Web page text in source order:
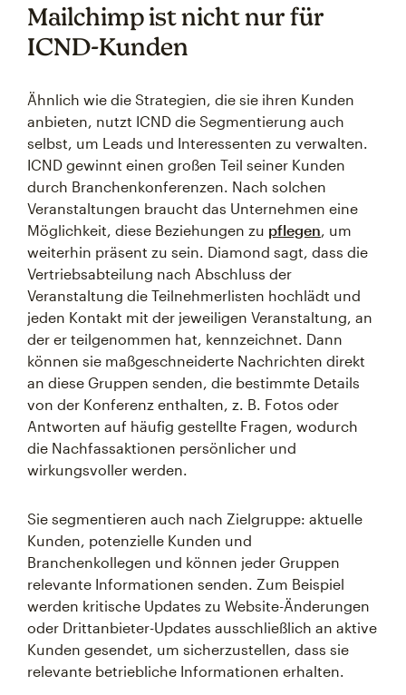
Mailchimp ist nicht nur für
ICND-Kunden
Ähnlich wie die Strategien, die sie ihren Kunden
anbieten, nutzt ICND die Segmentierung auch
selbst, um Leads und Interessenten zu verwalten.
ICND gewinnt einen großen Teil seiner Kunden
durch Branchenkonferenzen. Nach solchen
Veranstaltungen braucht das Unternehmen eine
Möglichkeit, diese Beziehungen zu pflegen, um
weiterhin präsent zu sein. Diamond sagt, dass die
Vertriebsabteilung nach Abschluss der
Veranstaltung die Teilnehmerlisten hochlädt und
jeden Kontakt mit der jeweiligen Veranstaltung, an
der er teilgenommen hat, kennzeichnet. Dann
können sie maßgeschneiderte Nachrichten direkt
an diese Gruppen senden, die bestimmte Details
von der Konferenz enthalten, z. B. Fotos oder
Antworten auf häufig gestellte Fragen, wodurch
die Nachfassaktionen persönlicher und
wirkungsvoller werden.
Sie segmentieren auch nach Zielgruppe: aktuelle
Kunden, potenzielle Kunden und
Branchenkollegen und können jeder Gruppen
relevante Informationen senden. Zum Beispiel
werden kritische Updates zu Website-Änderungen
oder Drittanbieter-Updates ausschließlich an aktive
Kunden gesendet, um sicherzustellen, dass sie
relevante betriebliche Informationen erhalten.